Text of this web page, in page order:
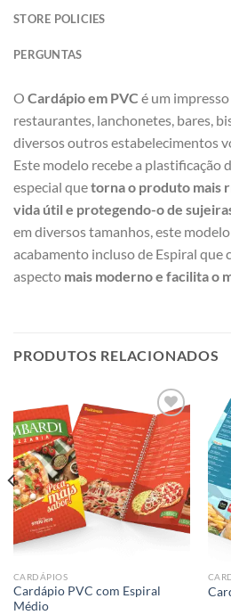
STORE POLICIES
PERGUNTAS
O Cardápio em PVC é um
restaurantes, lanchonetes, bares,
diversos outros estabelecimentos
Este modelo recebe a plastificação
especial quetorna o produto mais
vida útil e protegendo-o de
em diversos tamanhos, este
acabamento incluso de Espiral que
aspecto mais moderno e facilita o
PRODUTOS RELACIONADOS
Add to
wishlist
CARDÁPIOS
Cardápio PVC com Espiral
Médio